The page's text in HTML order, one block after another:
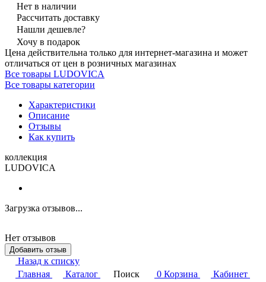
Нет в наличии
Рассчитать доставку
Нашли дешевле?
Хочу в подарок
Цена действительна только для интернет-магазина и может
отличаться от цен в розничных магазинах
Все товары LUDOVICA
Все товары категории
Характеристики
Описание
Отзывы
Как купить
коллекция
LUDOVICA
Загрузка отзывов...
Нет отзывов
Добавить отзыв
Назад к списку
Главная
Каталог Поиск 0 Корзина
Кабинет